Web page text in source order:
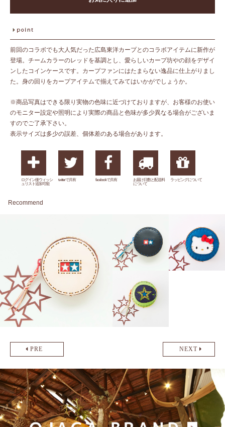
前回のコラボでも大人気だった広島東洋カープとのコラボアイテムに新作が
登場。チームカラーのレッドを基調とし、愛らしいカープ坊やの顔をデザイ
ンしたコインケースです。カープファンにはたまらない逸品に仕上がりまし
た。身の回りをカープアイテムで揃えてみてはいかがでしょうか。
※商品写真はできる限り実物の色味に近づけておりますが、お客様のお使い
のモニター設定や照明により実際の商品と色味が多少異なる場合がございま
すのでご了承下さい。
表示サイズは多少の誤差、個体差のある場合があります。
ログイン後ウィッシ
ュリスト追加可能
twitterで共有 facebookで共有
お届け日数と配送料
について
ラッピングについて
Recommend